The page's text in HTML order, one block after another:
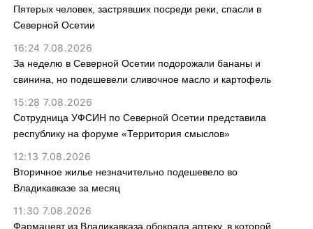
Пятерых человек, застрявших посреди реки, спасли в
Северной Осетии
16:24 7.08.2026
За неделю в Северной Осетии подорожали бананы и
свинина, но подешевели сливочное масло и картофель
15:28 7.08.2026
Сотрудница УФСИН по Северной Осетии представила
республику на форуме «Территория смыслов»
12:13 7.08.2026
Вторичное жилье незначительно подешевело во
Владикавказе за месяц
11:30 7.08.2026
Фармацевт из Владикавказа обокрала аптеку, в которой